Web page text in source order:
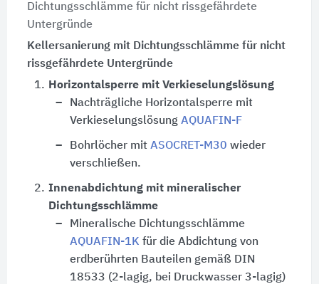
Dichtungsschlämme für nicht rissgefährdete
Untergründe
Kellersanierung mit Dichtungsschlämme für nicht
rissgefährdete Untergründe
1. Horizontalsperre mit Verkieselungslösung
Nachträgliche Horizontalsperre mit
Verkieselungslösung AQUAFIN-F
Bohrlöcher mit ASOCRET-M30 wieder
verschließen.
2. Innenabdichtung mit mineralischer
Dichtungsschlämme
Mineralische Dichtungsschlämme
AQUAFIN-1K für die Abdichtung von
erdberührten Bauteilen gemäß DIN
18533 (2-lagig, bei Druckwasser 3-lagig)